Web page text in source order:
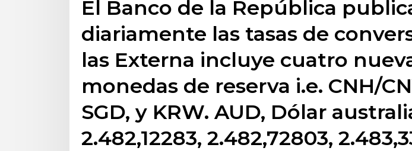
El Banco de la República
diariamente las tasas de
las Externa incluye cuatro
monedas de reserva i.e. CNH/
SGD, y KRW. AUD, Dólar
2.482,12283, 2.482,72803,